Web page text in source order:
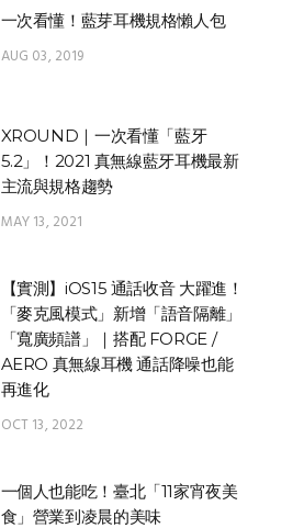
一次看懂！藍芽耳機規格懶人包
AUG 03, 2019
XROUND｜一次看懂「藍牙
5.2」！2021 真無線藍牙耳機最新
主流與規格趨勢
MAY 13, 2021
【實測】iOS15 通話收音 大躍進！
「麥克風模式」新增「語音隔離」
「寬廣頻譜」｜搭配 FORGE /
AERO 真無線耳機 通話降噪也能
再進化
OCT 13, 2022
一個人也能吃！臺北「11家宵夜美
食」營業到凌晨的美味